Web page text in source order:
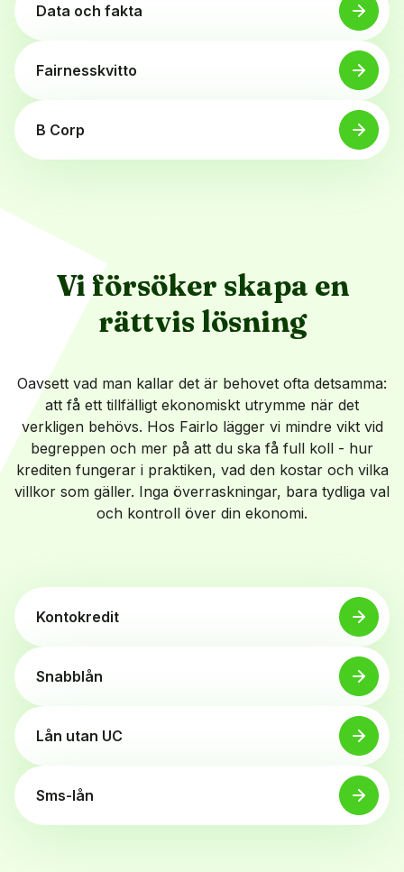
Data och fakta
Fairnesskvitto
B Corp
Vi försöker skapa en
rättvis lösning
Oavsett vad man kallar det är behovet ofta detsamma:
att få ett tillfälligt ekonomiskt utrymme när det
verkligen behövs. Hos Fairlo lägger vi mindre vikt vid
begreppen och mer på att du ska få full koll - hur
krediten fungerar i praktiken, vad den kostar och vilka
villkor som gäller. Inga överraskningar, bara tydliga val
och kontroll över din ekonomi.
Kontokredit
Snabblån
Lån utan UC
Sms-lån